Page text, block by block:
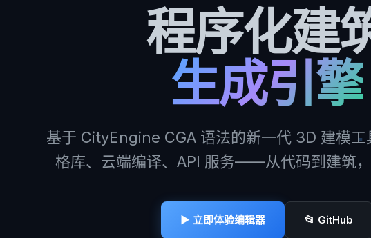
程序化建
生成引擎
基于 CityEngine CGA 语法的新一代 3D 建模工
格库、云端编译、API 服务——从代码到建筑，
▶ 立即体验编辑器 📂 GitHub